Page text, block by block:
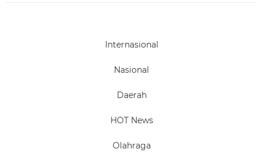
Internasional
Nasional
Daerah
HOT News
Olahraga